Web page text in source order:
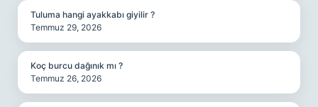
Tuluma hangi ayakkabı giyilir ?
Temmuz 29, 2026
Koç burcu dağınık mı ?
Temmuz 26, 2026